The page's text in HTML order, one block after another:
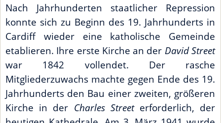
Nach Jahrhunderten staatlicher Repression
konnte sich zu Beginn des 19. Jahrhunderts in
Cardiff wieder eine katholische Gemeinde
etablieren. Ihre erste Kirche an der David Street
war 1842 vollendet. Der rasche
Mitgliederzuwachs machte gegen Ende des 19.
Jahrhunderts den Bau einer zweiten, größeren
Kirche in der Charles Streeterforderlich, der